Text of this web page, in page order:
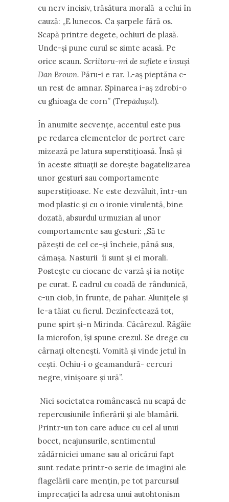
cu nerv incisiv, trăsătura morală a celui în
cauză: „E lunecos. Ca șarpele fără os.
Scapă printre degete, ochiuri de plasă.
Unde-și pune curul se simte acasă. Pe
orice scaun. Scriitoru-mi de suflete e însuși
Dan Brown. Păru-i e rar. L-aș pieptăna c-
un rest de amnar. Spinarea i-aș zdrobi-o
cu ghioaga de corn” (Trepădușul).
În anumite secvențe, accentul este pus
pe redarea elementelor de portret care
mizează pe latura superstițioasă. Însă și
în aceste situații se dorește bagatelizarea
unor gesturi sau comportamente
superstițioase. Ne este dezvăluit, într-un
mod plastic și cu o ironie virulentă, bine
dozată, absurdul urmuzian al unor
comportamente sau gesturi: „Să te
păzești de cel ce-și încheie, până sus,
cămașa. Nasturii îi sunt și ei morali.
Postește cu ciocane de varză și ia notițe
pe curat. E cadrul cu coadă de rândunică,
c-un ciob, în frunte, de pahar. Alunițele și
le-a tăiat cu fierul. Dezinfectează tot,
pune spirt și-n Mirinda. Căcărezul. Râgâie
la microfon, își spune crezul. Se drege cu
cârnați oltenești. Vomită și vinde jetul în
cești. Ochiu-i o geamandură- cercuri
negre, vinișoare și ură”.
Nici societatea românească nu scapă de
repercusiunile înfierării și ale blamării.
Printr-un ton care aduce cu cel al unui
bocet, neajunsurile, sentimentul
zădărniciei umane sau al oricărui fapt
sunt redate printr-o serie de imagini ale
flagelării care mențin, pe tot parcursul
imprecației la adresa unui autohtonism